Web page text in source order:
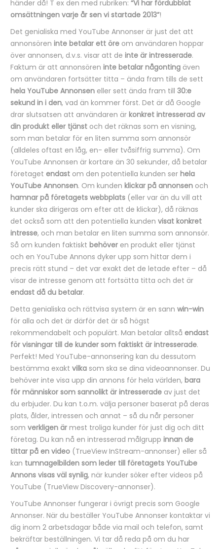
v
n
i
n
g
händer då! T ex den med rubriken: “Vi har fördubblat
omsättningen varje år sen vi startade 2013”!
Det genialiska med YouTube Annonser är just det att
annonsören inte betalar ett öre om användaren hoppar
över annonsen, d.v.s. visar att de inte är intresserade.
Faktum är att annonsören inte betalar någonting även
om användaren fortsätter titta – ända fram tills de sett
hela YouTube Annonsen eller sett ända fram till 30:e
sekund in i den, vad än kommer först. Det är då Google
drar slutsatsen att användaren är konkret intresserad av
din produkt eller tjänst och det räknas som en visning,
som man betalar för en liten summa som annonsör
(alldeles oftast en låg, en- eller tvåsiffrig summa). Om
YouTube Annonsen är kortare än 30 sekunder, då betalar
företaget endast om den potentiella kunden ser hela
YouTube Annonsen. Om kunden klickar på annonsen och
hamnar på företagets webbplats (eller var än du vill att
kunder ska dirigeras om efter att de klickar), då räknas
det också som att den potentiella kunden visat konkret
intresse, och man betalar en liten summa som annonsör.
Så om kunden faktiskt behöver en produkt eller tjänst
och en YouTube Annons dyker upp som hittar dem i
precis rätt stund – det var exakt det de letade efter – då
visar de intresse genom att fortsätta titta och det är
endast då du betalar.
Detta genialiska och rättvisa system är en sann win-win
för alla och det är därför det är så högst
rekommendabelt och populärt. Man betalar alltså endast
för visningar till de kunder som faktiskt är intresserade.
Perfekt! Med YouTube-annonsering kan du dessutom
bestämma exakt vilka som ska se dina videoannonser. Du
behöver inte visa upp din annons för hela världen, bara
för människor som sannolikt är intresserade av just det
du erbjuder. Du kan t.o.m. välja personer baserat på deras
plats, ålder, intressen och annat – så du når personer
som verkligen är mest troliga kunder för just dig och ditt
företag. Du kan nå en intresserad målgrupp innan de
tittar på en video (TrueView InStream-annonser) eller så
kan tumnagelbilden som leder till företagets YouTube
Annons visas väl synlig, när kunder söker efter videos på
YouTube (TrueView Discovery-annonser).
YouTube Annonser fungerar i övrigt precis som Google
Annonser. När du beställer YouTube Annonser kontaktar vi
dig inom 2 arbetsdagar både via mail och telefon, samt
bekräftar beställningen. Vi tar då reda på om du har